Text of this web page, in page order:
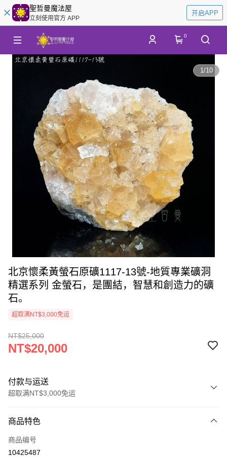
聖哲曼魔法屋
立刻使用官方 APP
开启APP
0
1/10
北京懷柔黃螢石原礦1117-13號-地質專業礦洞
精選系列 金螢石，是團結，智慧和創造力的礦
石。
超取满NT$3,000免运
NT$25,000
NT$20,000
付款与运送
超取满NT$3,000免运
信用卡一次付款
超商取货付款
商品特色
商品编号
10425487